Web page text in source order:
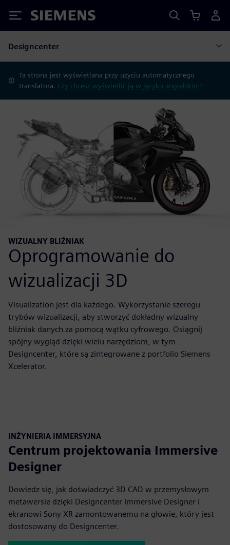
Siemens
Designcenter
Ta strona jest wyświetlana przy użyciu automatycznego
translatora. Czy chcesz wyświetlić ją w języku angielskim?
WIZUALNY BLIŹNIAK
Oprogramowanie do
wizualizacji 3D
Visualization jest dla każdego. Wykorzystanie szeregu
trybów wizualizacji, aby stworzyć dokładny wizualny
bliźniak danych za pomocą wątku cyfrowego. Osiągnij
spójny wygląd dzięki wielu narzędziom, w tym
Designcenter, które są zintegrowane z portfolio Siemens
Xcelerator.
INŻYNIERIA IMMERSYJNA
Centrum projektowania Immersive
Designer
Dowiedz się, jak doświadczyć 3D CAD w przemysłowym
metawersie dzięki Designcenter Immersive Designer i
ekranowi Sony XR zamontowanemu na głowie, który jest
dostosowany do Designcenter.